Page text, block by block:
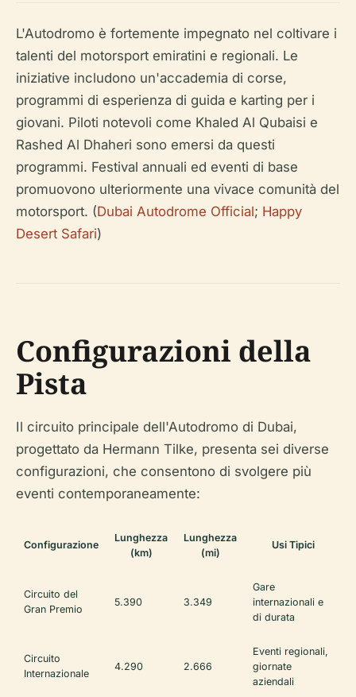
L'Autodromo è fortemente impegnato nel coltivare i
talenti del motorsport emiratini e regionali. Le
iniziative includono un'accademia di corse,
programmi di esperienza di guida e karting per i
giovani. Piloti notevoli come Khaled Al Qubaisi e
Rashed Al Dhaheri sono emersi da questi
programmi. Festival annuali ed eventi di base
promuovono ulteriormente una vivace comunità del
motorsport. (Dubai Autodrome Official; Happy
Desert Safari)
Configurazioni della
Pista
Il circuito principale dell'Autodromo di Dubai,
progettato da Hermann Tilke, presenta sei diverse
configurazioni, che consentono di svolgere più
eventi contemporaneamente:
Configurazione
Lunghezza
(km)
Lunghezza
(mi)
Usi Tipici
Circuito del
Gran Premio
5.390 3.349
Gare
internazionali e
di durata
Circuito
Internazionale
4.290 2.666
Eventi regionali,
giornate
aziendali